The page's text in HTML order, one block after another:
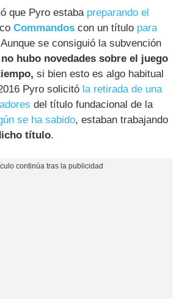
que Pyro estaba preparando el
Commandos con un título para
se consiguió la subvención
no hubo novedades sobre el juego
si bien esto es algo habitual
Pyro solicitó la retirada de una
del título fundacional de la
se ha sabido, estaban trabajando
título.